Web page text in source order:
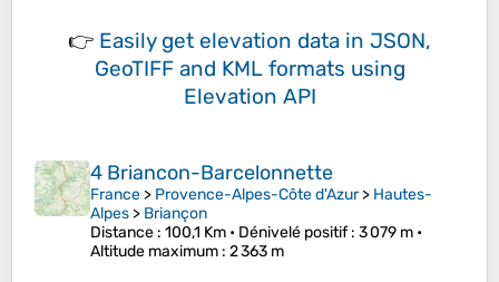
👉 Easily get elevation data in JSON,
GeoTIFF and KML formats using
Elevation API
4 Briancon-Barcelonnette
France > Provence-Alpes-Côte d'Azur> Hautes-
Alpes > Briançon
Distance : 100,1 Km • Dénivelé positif: 3 079 m •
Altitude maximum : 2 363 m